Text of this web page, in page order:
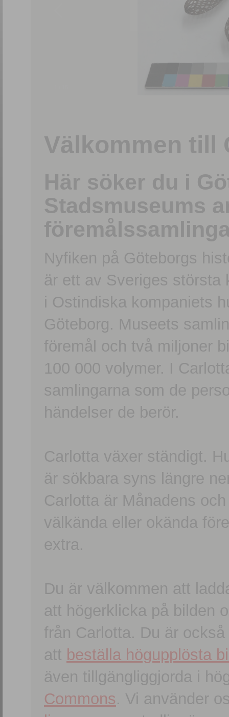
Välkommen till
Här söker du i
Stadsmuseums
Nyfiken på Göteborgs
är ett av Sveriges största
i Ostindiska kompaniets
Göteborg. Museets
föremål och två miljoner
100 000 volymer. I
samlingarna som de
händelser de berör.
Carlotta växer ständigt.
är sökbara syns längre
Carlotta är Månadens
välkända eller okända
extra.
Du är välkommen att
att högerklicka på bilden
från Carlotta. Du är
att beställa högupplösta
även tillgängliggjorda i
Commons. Vi använder